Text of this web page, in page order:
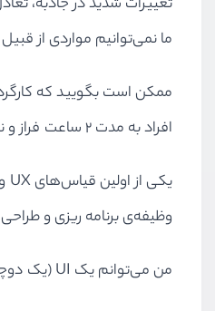
ما نمی‌توانیم مواردی از
افراد به مدت ۲ ساعت فراز و نشیب‌هایی عاطفی را تجربه خواهند کرد.
وظیفه‌ی برنامه ریزی و
من می‌توانم یک UI (یک دوچرخه) را طراحی کنم که در موقعیت‌های متنوع کار کند، اما UX (عمل دوچرخه سواری) را طراحی نمی‌کنم زیرا آن عمل به کاربر بستگی دارد.